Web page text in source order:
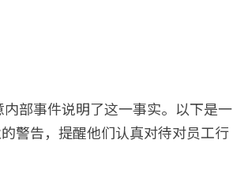
部事件说明了这一事实。以下是一
警告，提醒他们认真对待对员工行